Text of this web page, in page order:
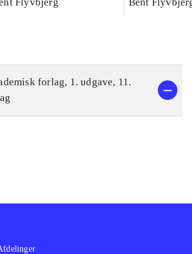
Bind 1
Flyvbjerg
studie af
Bent
forlag, 1. udgave, 11.